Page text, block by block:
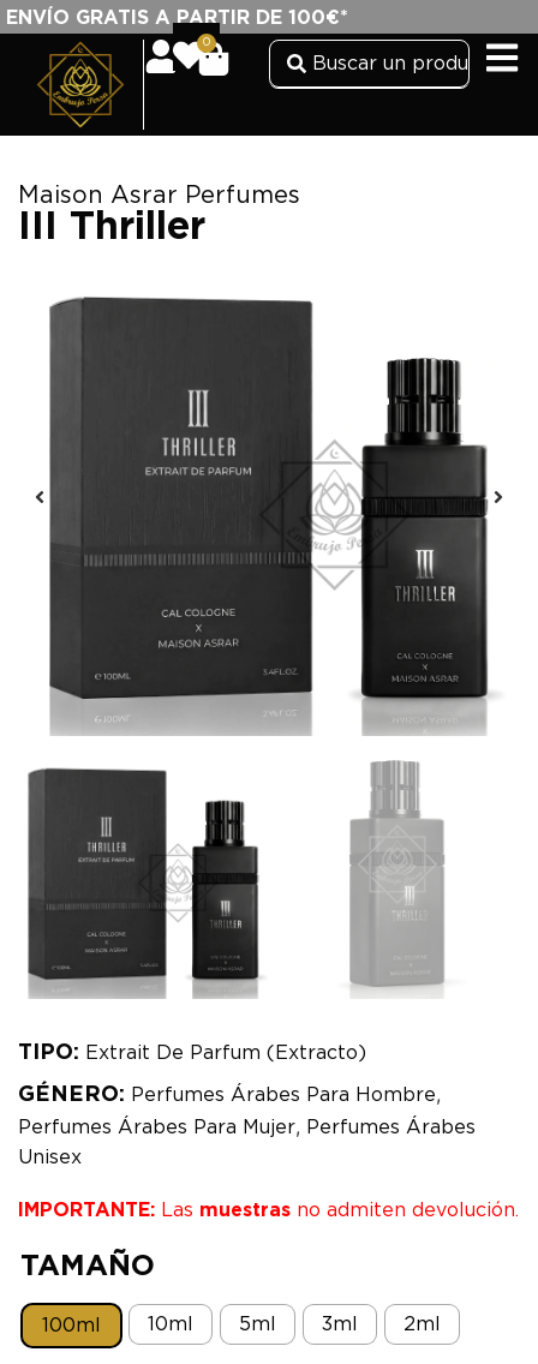
ENVÍO GRATIS A PARTIR DE 100€*
0
Maison Asrar Perfumes
III Thriller
TIPO: Extrait De Parfum (Extracto)
GÉNERO: Perfumes Árabes Para Hombre,
Perfumes Árabes Para Mujer, Perfumes Árabes
Unisex
IMPORTANTE: Las muestras no admiten devolución.
TAMAÑO
100ml 10ml 5ml 3ml 2ml